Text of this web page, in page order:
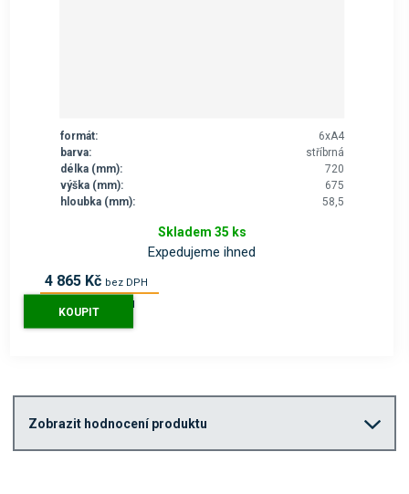
formát:
6xA4
barva:
stříbrná
délka (mm):
720
výška (mm):
675
hloubka (mm):
58,5
4 865 Kč bez DPH
s DPH
Skladem 35 ks
Expedujeme ihned
KOUPIT
Zobrazit hodnocení produktu